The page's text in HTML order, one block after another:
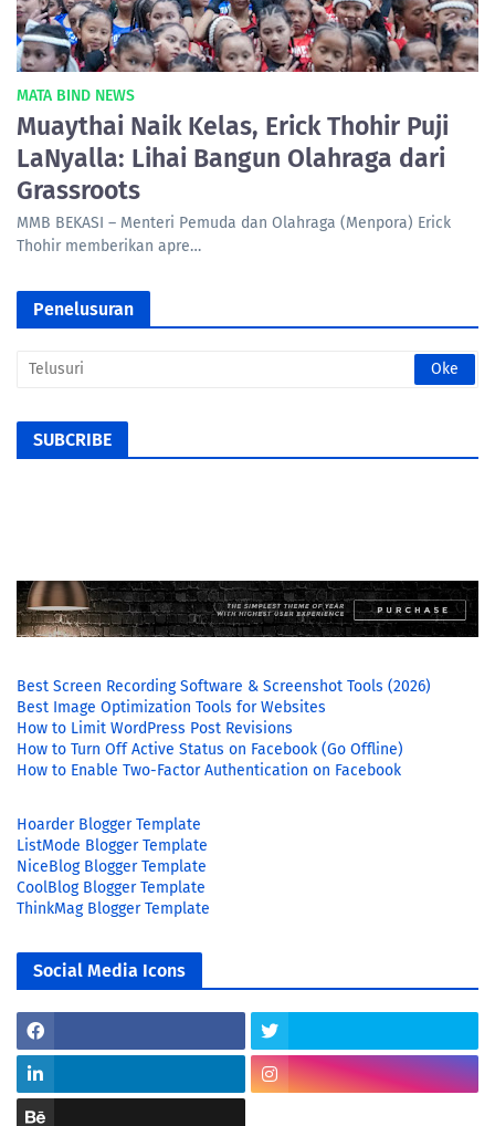
MATA BIND NEWS
Muaythai Naik Kelas, Erick Thohir Puji
LaNyalla: Lihai Bangun Olahraga dari
Grassroots
MMB BEKASI – Menteri Pemuda dan Olahraga (Menpora) Erick
Thohir memberikan apre…
Penelusuran
SUBCRIBE
Best Screen Recording Software & Screenshot Tools (2026)
Best Image Optimization Tools for Websites
How to Limit WordPress Post Revisions
How to Turn Off Active Status on Facebook (Go Offline)
How to Enable Two-Factor Authentication on Facebook
Hoarder Blogger Template
ListMode Blogger Template
NiceBlog Blogger Template
CoolBlog Blogger Template
ThinkMag Blogger Template
Social Media Icons